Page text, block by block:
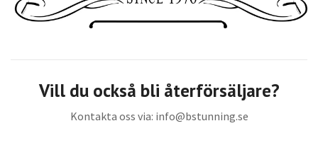
Vill du också bli återförsäljare?
Kontakta oss via: info@bstunning.se